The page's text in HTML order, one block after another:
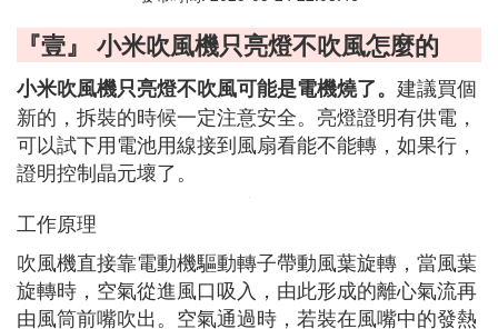
『壹』 小米吹風機只亮燈不吹風怎麼的
小米吹風機只亮燈不吹風可能是電機燒了。 建議買個
新的，拆裝的時候一定注意安全。亮燈證明有供電，
可以試下用電池用線接到風扇看能不能轉，如果行，
證明控制晶元壞了。
工作原理
吹風機直接靠電動機驅動轉子帶動風葉旋轉，當風葉
旋轉時，空氣從進風口吸入，由此形成的離心氣流再
由風筒前嘴吹出。空氣通過時，若裝在風嘴中的發熱